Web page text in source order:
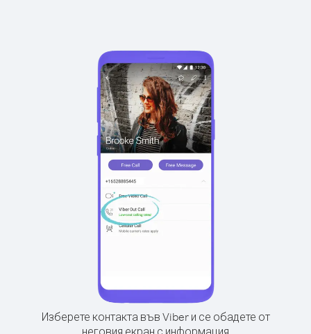
Изберете контакта във Viber и се обадете от
неговия екран с информация